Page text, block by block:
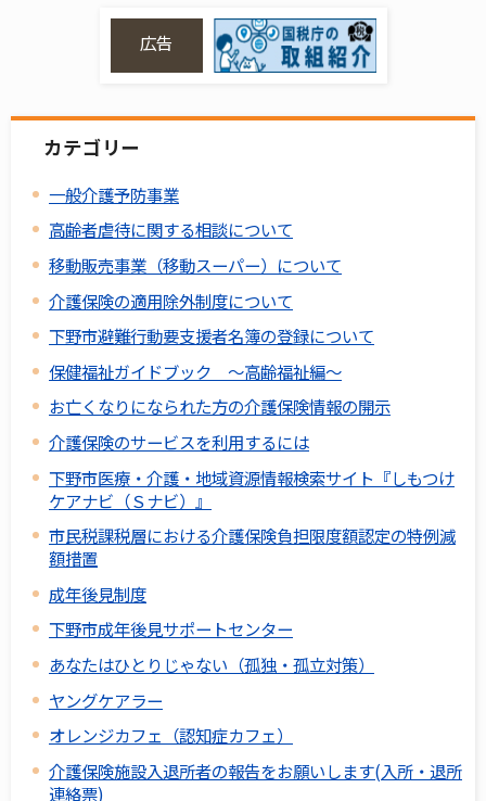
広告
カテゴリー
一般介護予防事業
高齢者虐待に関する相談について
移動販売事業（移動スーパー）について
介護保険の適用除外制度について
下野市避難行動要支援者名簿の登録について
保健福祉ガイドブック ～高齢福祉編～
お亡くなりになられた方の介護保険情報の開示
介護保険のサービスを利用するには
下野市医療・介護・地域資源情報検索サイト『しもつけ
ケアナビ（Ｓナビ）』
市民税課税層における介護保険負担限度額認定の特例減
額措置
成年後見制度
下野市成年後見サポートセンター
あなたはひとりじゃない（孤独・孤立対策）
ヤングケアラー
オレンジカフェ（認知症カフェ）
介護保険施設入退所者の報告をお願いします(入所・退所
連絡票)